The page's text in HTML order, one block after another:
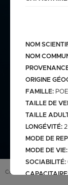
NOM
NOM
ORIGINE
FAMILLE:
TAILLE DE
TAILLE
LONGÉVITÉ:
MODE DE
MODE DE VIE:
SOCIABILITÉ:
FRANCO CUMULABLE
koï elv francais
elv francais
elv pologne
Eau douce
Conditions générales de